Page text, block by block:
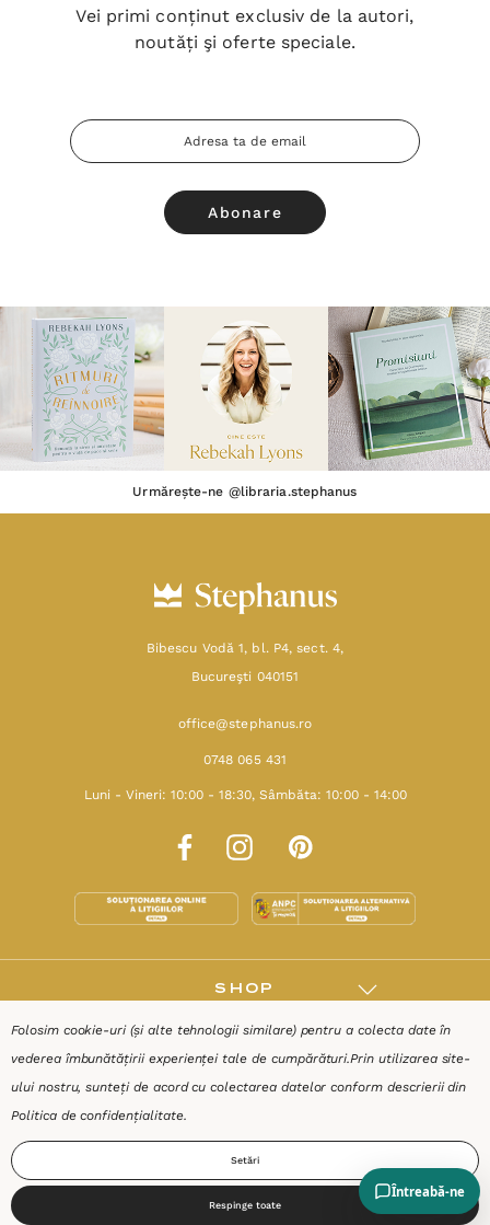
Vei primi conținut exclusiv de la autori,
noutăți şi oferte speciale.
Adresa
Email
Urmărește-ne @libraria.stephanus
Bibescu Vodă 1, bl. P4, sect. 4,
Bucureşti 040151
office@stephanus.ro
0748 065 431
Luni - Vineri: 10:00 - 18:30, Sâmbăta: 10:00 - 14:00
SHOP
Folosim cookie-uri (și alte tehnologii similare) pentru a colecta date în
vederea îmbunătățirii experienței tale de cumpărături.Prin utilizarea site-
ului nostru, sunteți de acord cu colectarea datelor conform descrierii din
Politica de confidențialitate.
Setări
Respinge toate